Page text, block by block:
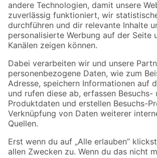
Zur Newsletter Anmeldung
Folge uns
Zahlungsarten Versandarten
Sicher einkaufen